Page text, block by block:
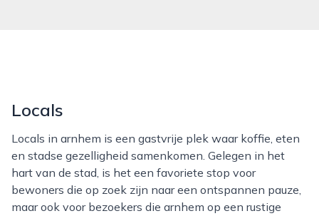
Locals
Locals in arnhem is een gastvrije plek waar koffie, eten
en stadse gezelligheid samenkomen. Gelegen in het
hart van de stad, is het een favoriete stop voor
bewoners die op zoek zijn naar een ontspannen pauze,
maar ook voor bezoekers die arnhem op een rustige